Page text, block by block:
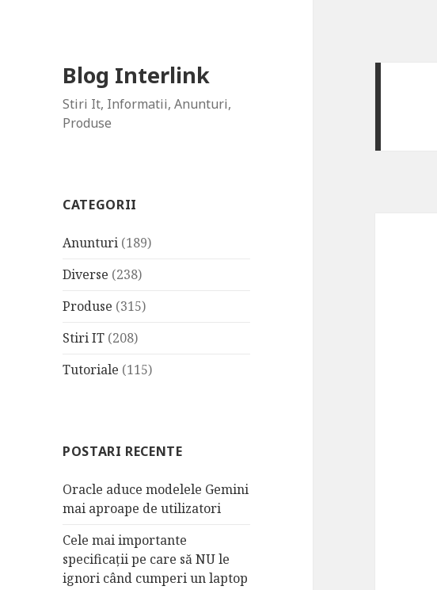
Blog Interlink
Stiri It, Informatii, Anunturi,
Produse
CATEGORII
Anunturi (189)
Diverse (238)
Produse (315)
Stiri IT (208)
Tutoriale (115)
POSTARI RECENTE
Oracle aduce modelele Gemini
mai aproape de utilizatori
Cele mai importante
specificații pe care să NU le
ignori când cumperi un laptop